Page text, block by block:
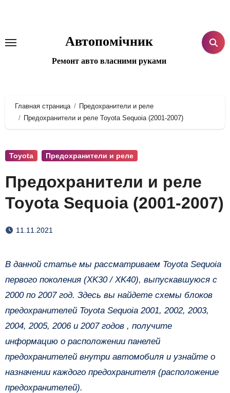
Автопомічник
Ремонт авто власними руками
Главная страница
Предохранители и реле
Предохранители и реле Toyota Sequoia (2001-2007)
Toyota Предохранители и реле
Предохранители и реле
Toyota Sequoia (2001-2007)
11.11.2021
В данной статье мы рассматриваем Toyota Sequoia
первого поколения (XK30 / XK40), выпускавшуюся с
2000 по 2007 год. Здесь вы найдете схемы блоков
предохранителей Toyota Sequoia 2001, 2002, 2003,
2004, 2005, 2006 и 2007 годов , получите
информацию о расположении панелей
предохранителей внутри автомобиля и узнайте о
назначении каждого предохранителя (расположение
предохранителей).